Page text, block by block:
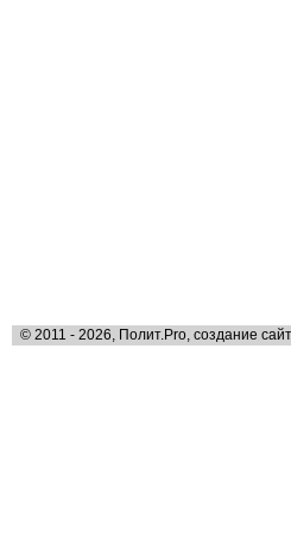
© 2011 - 2026, Полит.Pro, создание